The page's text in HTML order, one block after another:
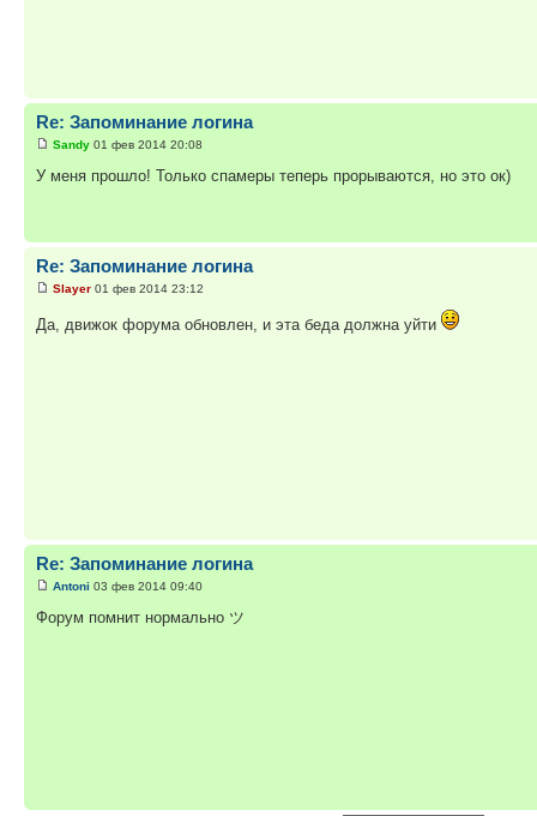
Re: Запоминание логина
Sandy 01 фев 2014 20:08
У меня прошло! Только спамеры теперь прорываются, но это ок)
Re: Запоминание логина
Slayer 01 фев 2014 23:12
Да, движок форума обновлен, и эта беда должна уйти
Re: Запоминание логина
Antoni 03 фев 2014 09:40
Форум помнит нормально ツ